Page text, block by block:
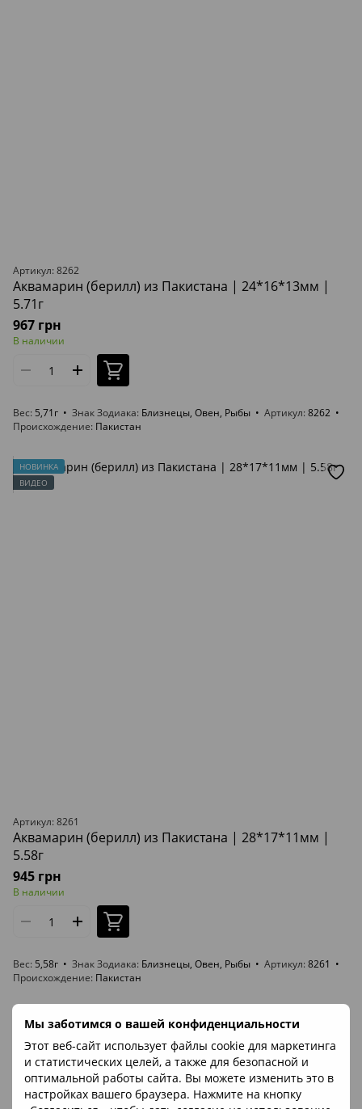
Мы заботимся о вашей конфиденциальности
Этот веб-сайт использует файлы cookie для маркетинга
и статистических целей, а также для безопасной и
оптимальной работы сайта. Вы можете изменить это в
настройках вашего браузера. Нажмите на кнопку
Артикул: 8262
Аквамарин (берилл) из Пакистана | 24*16*13мм |
5.71г
967 грн
В наличии
Вес 5,71г Знак Зодиака Близнецы, Овен, Рыбы Артикул 8262
Происхождение Пакистан
НОВИНКА
ВИДЕО
Артикул: 8261
Аквамарин (берилл) из Пакистана | 28*17*11мм |
5.58г
945 грн
В наличии
Вес 5,58г Знак Зодиака Близнецы, Овен, Рыбы Артикул 8261
Происхождение Пакистан
ВИДЕО